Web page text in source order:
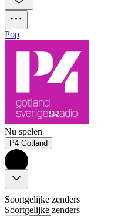
Pop
Nu spelen
P4 Gotland
Soortgelijke zenders
Soortgelijke zenders